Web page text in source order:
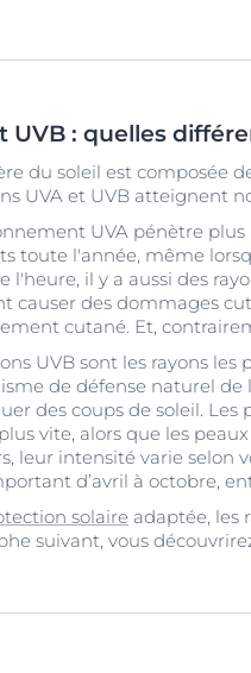
UVB : quelles
du soleil est composée
UVA et UVB atteignent
UVA pénètre
toute l'année, même
l'heure, il y a aussi des
causer des dommages
cutané. Et,
UVB sont les rayons
de défense naturel de
des coups de soleil.
vite, alors que les
leur intensité varie selon
d’avril à octobre,
solaire adaptée, les
suivant, vous